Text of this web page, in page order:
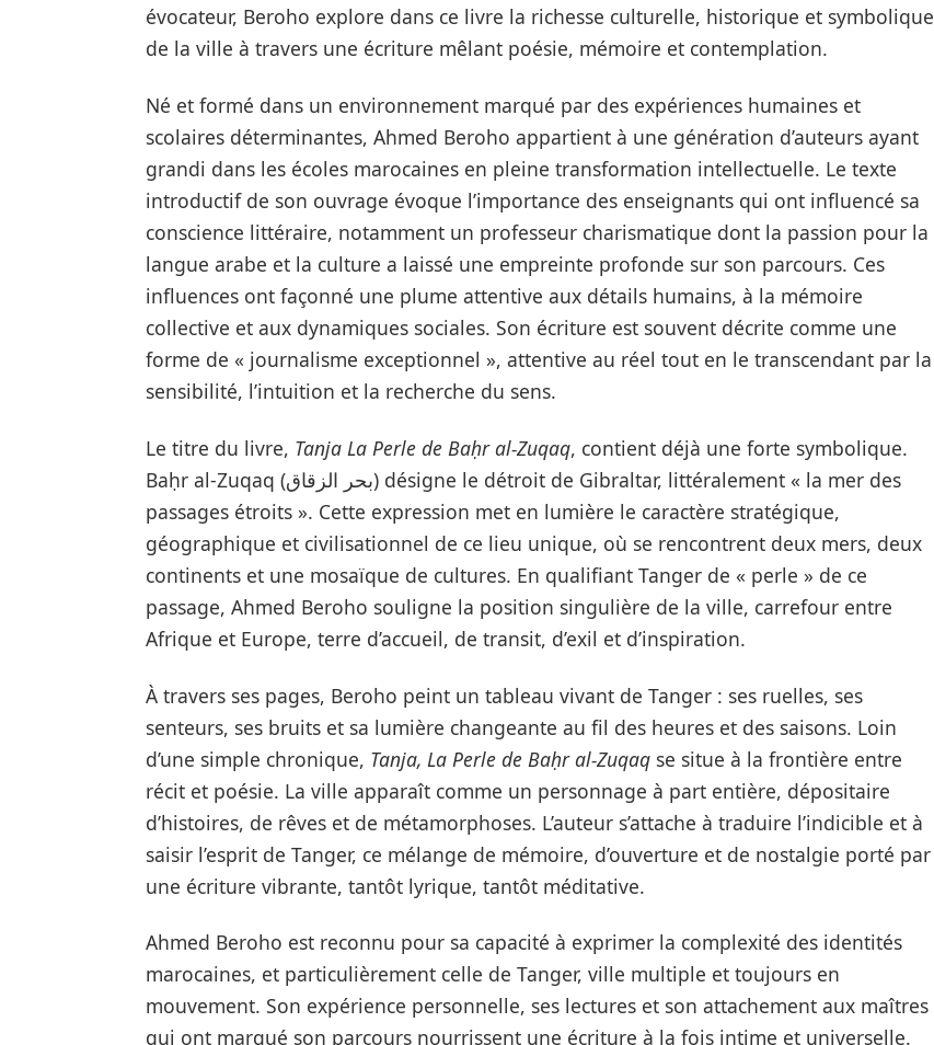
évocateur, Beroho explore dans ce livre la richesse culturelle, historique et symbolique
de la ville à travers une écriture mêlant poésie, mémoire et contemplation.
Né et formé dans un environnement marqué par des expériences humaines et
scolaires déterminantes, Ahmed Beroho appartient à une génération d’auteurs ayant
grandi dans les écoles marocaines en pleine transformation intellectuelle. Le texte
introductif de son ouvrage évoque l’importance des enseignants qui ont influencé sa
conscience littéraire, notamment un professeur charismatique dont la passion pour la
langue arabe et la culture a laissé une empreinte profonde sur son parcours. Ces
influences ont façonné une plume attentive aux détails humains, à la mémoire
collective et aux dynamiques sociales. Son écriture est souvent décrite comme une
forme de « journalisme exceptionnel », attentive au réel tout en le transcendant par la
sensibilité, l’intuition et la recherche du sens.
Le titre du livre, Tanja La Perle de Baḥr al-Zuqaq, contient déjà une forte symbolique.
Baḥr al-Zuqaq (بحر الزقاق) désigne le détroit de Gibraltar, littéralement « la mer des
passages étroits ». Cette expression met en lumière le caractère stratégique,
géographique et civilisationnel de ce lieu unique, où se rencontrent deux mers, deux
continents et une mosaïque de cultures. En qualifiant Tanger de « perle » de ce
passage, Ahmed Beroho souligne la position singulière de la ville, carrefour entre
Afrique et Europe, terre d’accueil, de transit, d’exil et d’inspiration.
À travers ses pages, Beroho peint un tableau vivant de Tanger : ses ruelles, ses
senteurs, ses bruits et sa lumière changeante au fil des heures et des saisons. Loin
d’une simple chronique, Tanja, La Perle de Baḥr al-Zuqaqse situe à la frontière entre
récit et poésie. La ville apparaît comme un personnage à part entière, dépositaire
d’histoires, de rêves et de métamorphoses. L’auteur s’attache à traduire l’indicible et à
saisir l’esprit de Tanger, ce mélange de mémoire, d’ouverture et de nostalgie porté par
une écriture vibrante, tantôt lyrique, tantôt méditative.
Ahmed Beroho est reconnu pour sa capacité à exprimer la complexité des identités
marocaines, et particulièrement celle de Tanger, ville multiple et toujours en
mouvement. Son expérience personnelle, ses lectures et son attachement aux maîtres
qui ont marqué son parcours nourrissent une écriture à la fois intime et universelle.